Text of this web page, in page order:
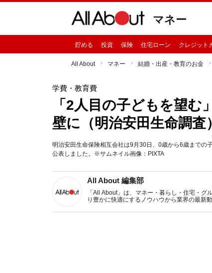
マネー
貯める 投資 保険 住宅ローン クレジット
All About マネー 結婚・出産・教育のお金
学費・教育費
「2人目の子どもを望
壁に（明治安田生命調査）
明治安田生命保険相互会社は9月30日、0歳から6歳までの
公表しました。※サムネイル画像：PIXTA
All About 編集部
「All About」は、マネー・暮らし・住宅・
り豊かに快適にするノウハウから業界の最新